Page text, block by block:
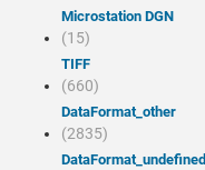
Microstation DGN
(15)
TIFF
(660)
dataFormat_other
(2835)
dataFormat_undefined